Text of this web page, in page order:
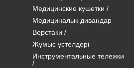
Медицинские кушетки /
Медициналық дивандар
Верстаки /
Жұмыс үстелдері
Инструментальные тележки
/